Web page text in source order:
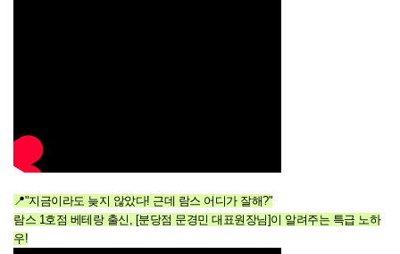
📍"지금이라도 늦지 않았다! 근데 람스 어디가 잘해?"
람스 1호점 베테랑 출신, [분당점 문경민 대표원장님]이 알려주는 특급 노하
우!